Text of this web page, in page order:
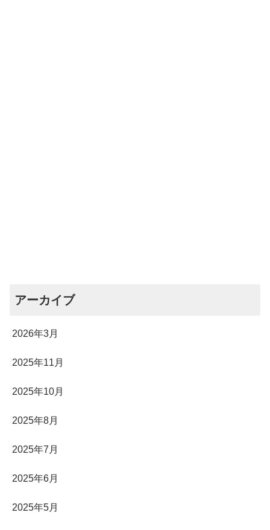
アーカイブ
2026年3月
2025年11月
2025年10月
2025年8月
2025年7月
2025年6月
2025年5月